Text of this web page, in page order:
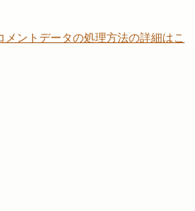
メントデータの処理方法の詳細はこ